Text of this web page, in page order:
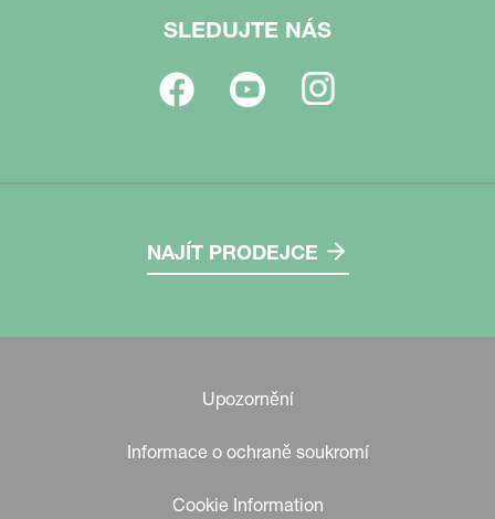
SLEDUJTE NÁS
NAJÍT PRODEJCE
Upozornění
Informace o ochraně soukromí
Cookie Information